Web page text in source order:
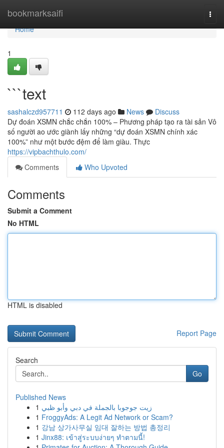
bookmarksaifi
Home
Home
1
```text
sashalczd957711 112 days ago News
Discuss
Dự đoán XSMN chắc chắn 100% – Phương pháp tạo ra tài sản Vô
số người ao ước giành lấy những “dự đoán XSMN chính xác
100%” như một bước đệm để làm giàu. Thực
https://vipbachthulo.com/
Comments
Who Upvoted
Comments
Submit a Comment
No HTML
HTML is disabled
Report Page
Search
Go
Published News
1 زيت جوجوبا بالجملة في دبي وأبو ظبي
1 FroggyAds: A Legit Ad Network or Scam?
1 강남 상가사무실 임대 잘하는 방법 총정리
1 Jinx88: เข้าสู่ระบบง่ายๆ ทำตามนี้!